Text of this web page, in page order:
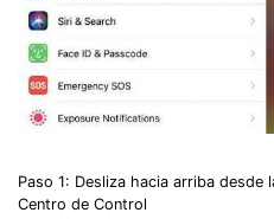
Paso 1: Desliza hacia arriba
Centro de Control